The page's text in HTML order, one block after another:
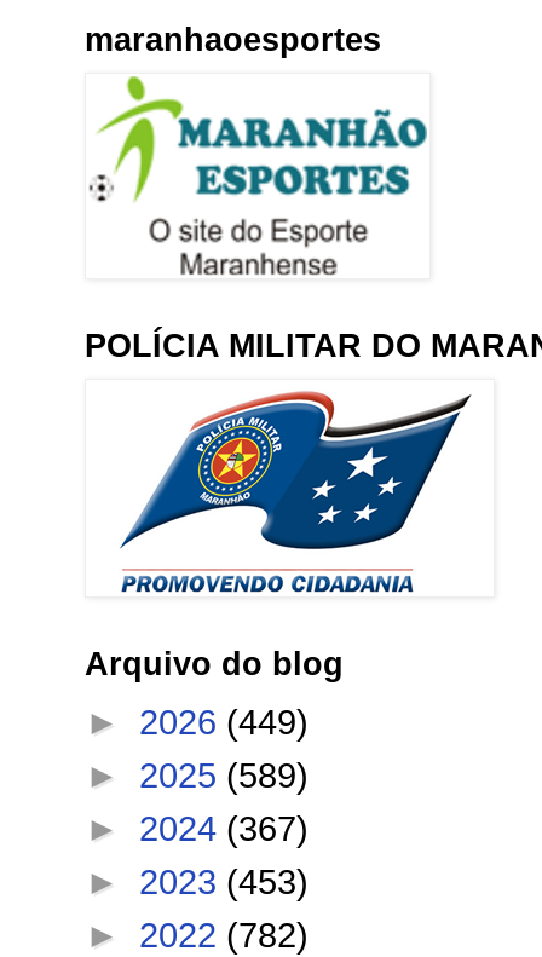
maranhaoesportes
POLÍCIA MILITAR DO
Arquivo do blog
► 2026 (449)
► 2025 (589)
► 2024 (367)
► 2023 (453)
► 2022 (782)